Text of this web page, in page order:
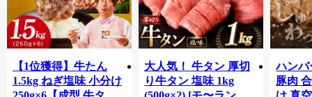
【1位獲得】牛たん
1.5kg ねぎ塩味 小分け
大人気！ 牛タン 厚切
り牛タン 塩味 1kg
ハンバ
豚肉